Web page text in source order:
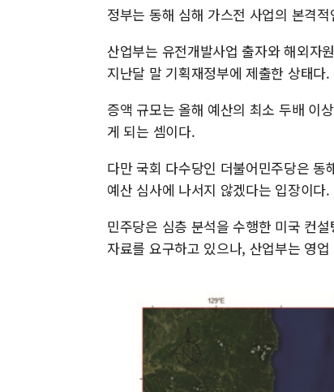
정부는 동해 심해 가스전 사업의 본격
산업부는 유전개발사업 출자와 해외자
지난달 말 기획재정부에 제출한 상태다.
증액 규모는 올해 예산의 최소 두배 이
게 되는 셈이다.
다만 국회 다수당인 더불어민주당은
예산 심사에 나서지 않겠다는 입장이다.
민주당은 심층 분석을 수행한 미국 컨
자료를 요구하고 있으나, 산업부는 영